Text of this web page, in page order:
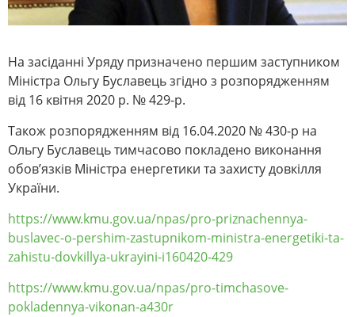
На засіданні Уряду призначено першим заступником
Міністра Ольгу Буславець згідно з розпорядженням
від 16 квітня 2020 р. № 429-р.
Також розпорядженням від 16.04.2020 № 430-р на
Ольгу Буславець тимчасово покладено виконання
обов’язків Міністра енергетики та захисту довкілля
України.
https://www.kmu.gov.ua/npas/pro-priznachennya-
buslavec-o-pershim-zastupnikom-ministra-energetiki-ta-
zahistu-dovkillya-ukrayini-i160420-429
https://www.kmu.gov.ua/npas/pro-timchasove-
pokladennya-vikonan-a430r